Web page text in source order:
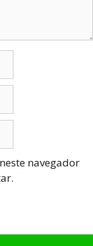
navegador